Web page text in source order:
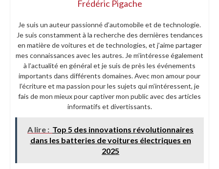
Frédéric Pigache
Je suis un auteur passionné d’automobile et de technologie.
Je suis constamment à la recherche des dernières tendances
en matière de voitures et de technologies, et j’aime partager
mes connaissances avec les autres. Je m’intéresse également
à l’actualité en général et je suis de près les événements
importants dans différents domaines. Avec mon amour pour
l’écriture et ma passion pour les sujets qui m’intéressent, je
fais de mon mieux pour captiver mon public avec des articles
informatifs et divertissants.
A lire : Top 5 des innovations révolutionnaires
dans les batteries de voitures électriques en
2025